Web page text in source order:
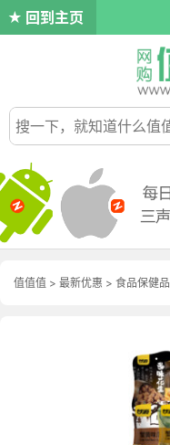
回到主页
值值值 > 最新优惠 > 食品保健品